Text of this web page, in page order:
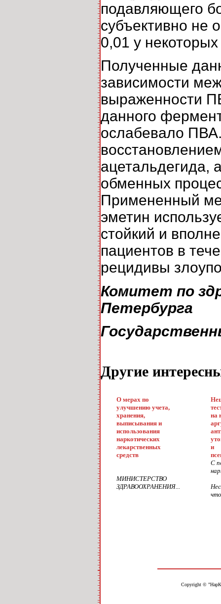
подавляющего
субъективно не
0,01 у
Полученные
зависимости
выраженности
данного
ослабевало
ацетальдегида,
обменных
Примененный
эметин
стойкий и
пациентов в
рецидивы
Комитет по
Петербурга
Другие
О мерах по
улучшению учета,
хранения,
выписывания и
использования
наркотических
лекарственных
средств
МИНИСТЕРСТВО
ЗДРАВООХРАНЕНИЯ...
на
и
С
Copyright ©